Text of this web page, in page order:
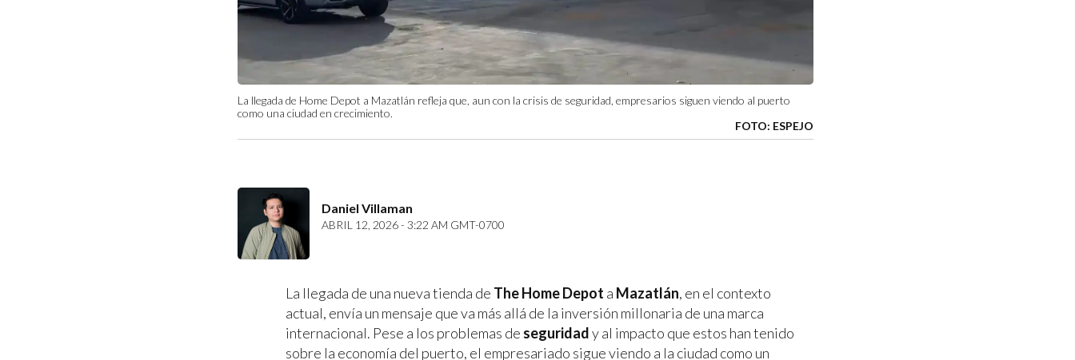
La llegada de Home Depot a Mazatlán refleja que, aun con la crisis de seguridad, empresarios siguen viendo al puerto
como una ciudad en crecimiento.
FOTO: ESPEJO
Daniel Villaman
ABRIL 12, 2026 - 3:22 AM GMT-0700
La llegada de una nueva tienda de The Home Depot a Mazatlán, en el contexto
actual, envía un mensaje que va más allá de la inversión millonaria de una marca
internacional. Pese a los problemas de seguridady al impacto que estos han tenido
sobre la economía del puerto, el empresariado sigue viendo a la ciudad como un